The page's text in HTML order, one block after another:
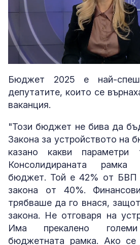
Unmute Loaded :
4.47%
Бюджет 2025 е най-
депутатите, които се
ваканция.
"Този бюджет не бива да
Закона за устройството на
казано какви
Консолидираната
бюджет. Той е 42% от БВП
закона от 40%.
трябваше да го внася,
закона. Не отговаря на
Има прекалено
бюджетната рамка. Ако се